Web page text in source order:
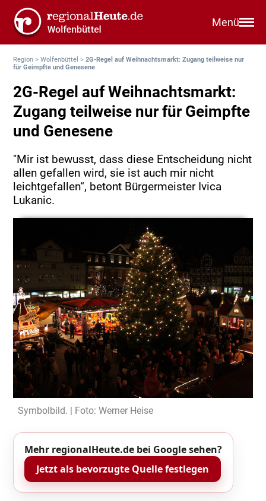
Menü
Region >Wolfenbüttel >2G-Regel auf Weihnachtsmarkt: Zugang teilweise nur
für Geimpfte und Genesene
2G-Regel auf Weihnachtsmarkt:
Zugang teilweise nur für Geimpfte
und Genesene
"Mir ist bewusst, dass diese Entscheidung nicht
allen gefallen wird, sie ist auch mir nicht
leichtgefallen“, betont Bürgermeister Ivica
Lukanic.
Symbolbild. | Foto: Werner Heise
Mehr regionalHeute.de bei Google sehen?
Jetzt als bevorzugte Quelle festlegen